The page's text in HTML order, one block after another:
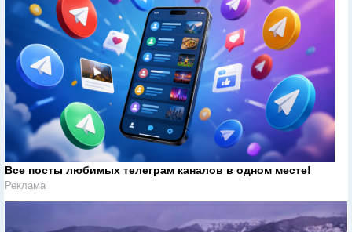
Все посты любимых телеграм каналов в одном месте!
Реклама